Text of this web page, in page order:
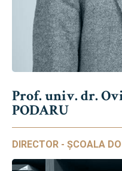
Prof. univ. dr.
PODARU
DIRECTOR - ȘCOALA